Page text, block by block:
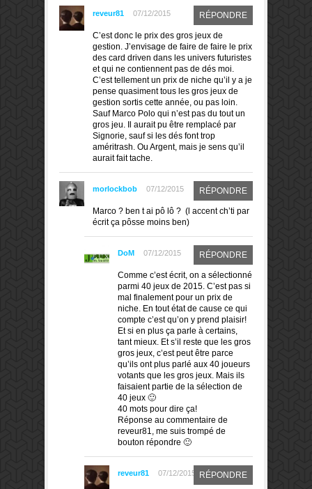
reveur81 07/12/2015 RÉPONDRE
C’est donc le prix des gros jeux de
gestion. J’envisage de faire de faire le prix
des card driven dans les univers futuristes
et qui ne contiennent pas de dés moi.
C’est tellement un prix de niche qu’il y a je
pense quasiment tous les gros jeux de
gestion sortis cette année, ou pas loin.
Sauf Marco Polo qui n’est pas du tout un
gros jeu. Il aurait pu être remplacé par
Signorie, sauf si les dés font trop
améritrash. Ou Argent, mais je sens qu’il
aurait fait tache.
morlockbob 07/12/2015 RÉPONDRE
Marco ? ben t ai pô lô ? (l accent ch’ti par
écrit ça pôsse moins ben)
DoM 07/12/2015 RÉPONDRE
Comme c’est écrit, on a sélectionné
parmi 40 jeux de 2015. C’est pas si
mal finalement pour un prix de
niche. En tout état de cause ce qui
compte c’est qu’on y prend plaisir!
Et si en plus ça parle à certains,
tant mieux. Et s’il reste que les gros
gros jeux, c’est peut être parce
qu’ils ont plus parlé aux 40 joueurs
votants que les gros jeux. Mais ils
faisaient partie de la sélection de
40 jeux 🙂
40 mots pour dire ça!
Réponse au commentaire de
reveur81, me suis trompé de
bouton répondre 🙂
reveur81 07/12/2015 RÉPONDRE